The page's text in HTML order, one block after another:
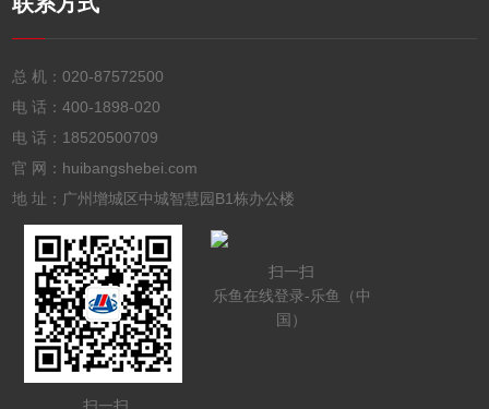
总 机：020-87572500
电 话：400-1898-020
电 话： 18520500709
官 网：huibangshebei.com
地 址：广州增城区中城智慧园B1栋办公楼
扫一扫
乐鱼在线登录-乐鱼（中
国）